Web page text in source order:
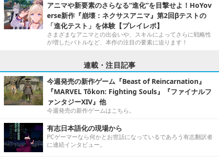
アニマや新要素のさらなる“進化”を目撃せよ！HoYov
erse新作『崩壊：ネクサスアニマ』第2回βテストの
「進化テスト」を体験【プレイレポ】
さまざまなアニマとの出会いや、スキルによってさらに戦略性
が増したバトルなど、本作の注目の要素に迫ります！
連載・注目記事
今週発売の新作ゲーム『Beast of Reincarnation』
『MARVEL Tōkon: Fighting Souls』『ファイナルフ
ァンタジーXIV』他
今週発売の新作ゲームはこちら。
有志日本語化の現場から
PCゲーマーなら何かとお世話になっているであろう有志翻訳者
に連続インタビュー。